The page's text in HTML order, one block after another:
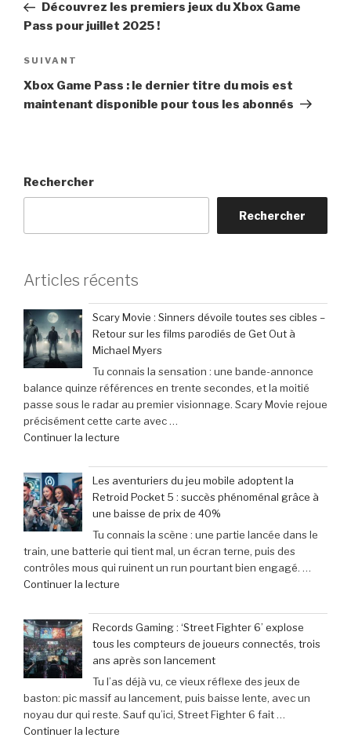
l’article
Découvrez les premiers jeux du Xbox Game
Pass pour juillet 2025 !
Article
suivant
SUIVANT
Xbox Game Pass : le dernier titre du mois est
maintenant disponible pour tous les abonnés
Rechercher
Rechercher
Articles récents
Scary Movie : Sinners dévoile toutes ses cibles –
Retour sur les films parodiés de Get Out à
Michael Myers
Tu connais la sensation : une bande-annonce
balance quinze références en trente secondes, et la moitié
passe sous le radar au premier visionnage. Scary Movie rejoue
précisément cette carte avec …
Continuer la lecture
Movie
:
Sinners
dévoile
toutes
ses
cibles
sur
les
films
parodiés
de
Get
Out
Les aventuriers du jeu mobile adoptent la
Retroid Pocket 5 : succès phénoménal grâce à
une baisse de prix de 40%
Tu connais la scène : une partie lancée dans le
train, une batterie qui tient mal, un écran terne, puis des
contrôles mous qui ruinent un run pourtant bien engagé. …
Continuer la lecture
aventuriers
du
jeu
mobile
adoptent
la
Retroid
Records Gaming : ‘Street Fighter 6’ explose
tous les compteurs de joueurs connectés, trois
ans après son lancement
Tu l’as déjà vu, ce vieux réflexe des jeux de
baston: pic massif au lancement, puis baisse lente, avec un
noyau dur qui reste. Sauf qu’ici, Street Fighter 6 fait …
Continuer la lecture